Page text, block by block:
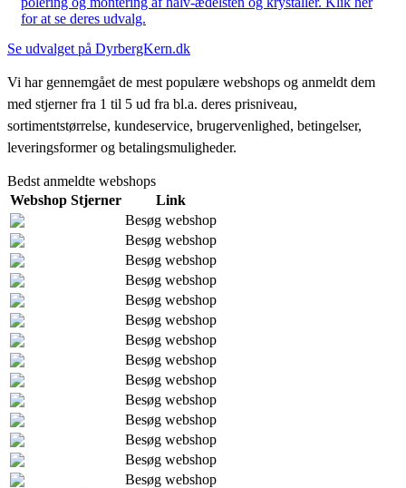
for at se deres udvalg.
Se udvalget på DyrbergKern.dk
Vi har gennemgået de mest populære webshops og anmeldt dem
med stjerner fra 1 til 5 ud fra bl.a. deres prisniveau,
sortimentstørrelse, kundeservice, brugervenlighed, betingelser,
leveringsformer og betalingsmuligheder.
Bedst anmeldte webshops
Webshop Stjerner
Link
Besøg webshop
Besøg webshop
Besøg webshop
Besøg webshop
Besøg webshop
Besøg webshop
Besøg webshop
Besøg webshop
Besøg webshop
Besøg webshop
Besøg webshop
Besøg webshop
Besøg webshop
Besøg webshop